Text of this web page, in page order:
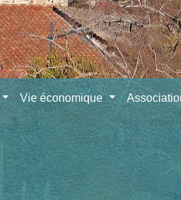
Vie économique